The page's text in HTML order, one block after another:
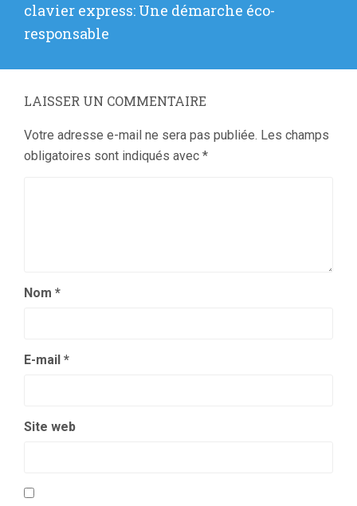
Article
suivant
clavier express: Une démarche éco-
responsable
LAISSER UN COMMENTAIRE
Votre adresse e-mail ne sera pas publiée. Les champs
obligatoires sont indiqués avec *
Nom *
E-mail *
Site web